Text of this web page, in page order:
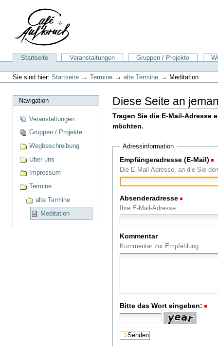
Navigation
SektionenStartseite Veranstaltungen Gruppen / Projekte
Benutzerspezifische
Werkzeuge
Sie sind hier: Startseite → Termine → alte Termine → Meditation
Navigation
Veranstaltungen
Gruppen / Projekte
Wegbeschreibung
Über uns
Impressum
Termine
alte Termine
Meditation
Diese Seite an
Tragen Sie die E-Mail-Adresse
möchten.
Adressinformation
Empfängeradresse (E-Mail)
Die E-Mail-Adresse, an die Sie
Absenderadresse
Ihre E-Mail-Adresse
Kommentar
Kommentar zur Empfehlung
Bitte das Wort eingeben: